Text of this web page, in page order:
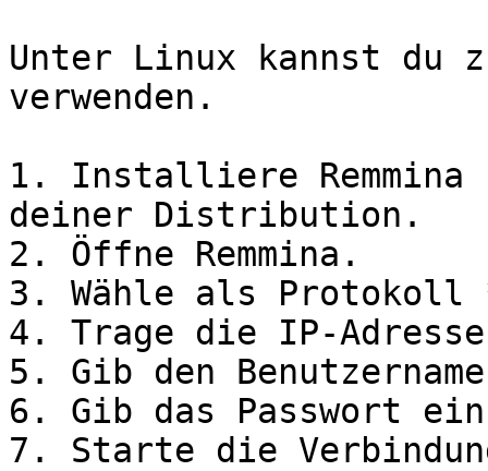
Unter Linux kannst du
verwenden.
1. Installiere Remmina
deiner Distribution.
2. Öffne Remmina.
3. Wähle als Protokoll
4. Trage die IP-
5. Gib den
6. Gib das Passwort
7. Starte die